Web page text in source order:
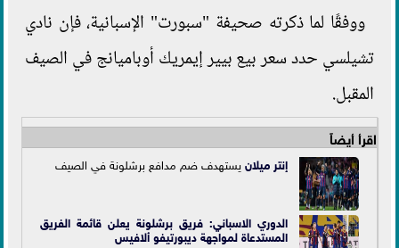
ووفقًا لما ذكرته صحيفة "سبورت" الإسبانية، فإن نادي
تشيلسي حدد سعر بيع بيير إيمريك أوباميانج في الصيف
المقبل.
اقرأ أيضاً
إنتر ميلان يستهدف ضم مدافع برشلونة في الصيف
الدوري الاسباني: فريق برشلونة يعلن قائمة الفريق
المستدعاة لمواجهة ديبورتيفو ألافيس